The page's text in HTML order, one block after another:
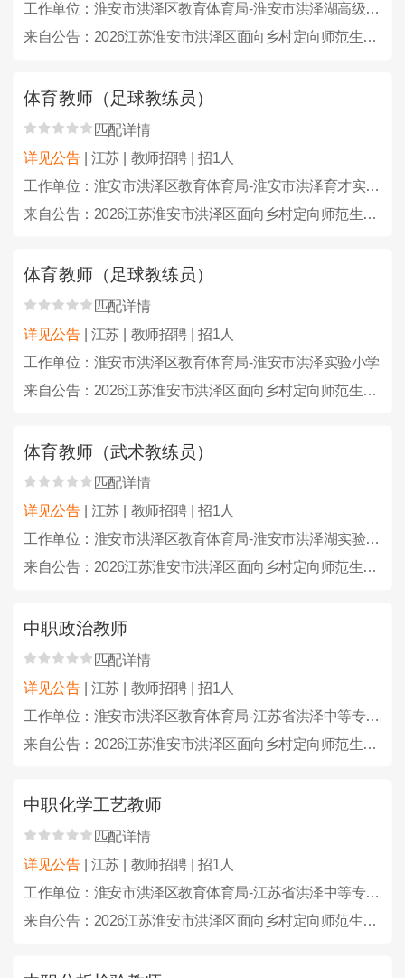
工作单位：淮安市洪泽区教育体育局-淮安市洪泽湖高级中学
来自公告：2026江苏淮安市洪泽区面向乡村定向师范生招聘及招聘教师、教练员46人公告
体育教师（足球教练员）
匹配详情
详见公告 | 江苏 | 教师招聘 | 招1人
工作单位：淮安市洪泽区教育体育局-淮安市洪泽育才实验学校（初中部）
来自公告：2026江苏淮安市洪泽区面向乡村定向师范生招聘及招聘教师、教练员46人公告
体育教师（足球教练员）
匹配详情
详见公告 | 江苏 | 教师招聘 | 招1人
工作单位：淮安市洪泽区教育体育局-淮安市洪泽实验小学
来自公告：2026江苏淮安市洪泽区面向乡村定向师范生招聘及招聘教师、教练员46人公告
体育教师（武术教练员）
匹配详情
详见公告 | 江苏 | 教师招聘 | 招1人
工作单位：淮安市洪泽区教育体育局-淮安市洪泽湖实验小学
来自公告：2026江苏淮安市洪泽区面向乡村定向师范生招聘及招聘教师、教练员46人公告
中职政治教师
匹配详情
详见公告 | 江苏 | 教师招聘 | 招1人
工作单位：淮安市洪泽区教育体育局-江苏省洪泽中等专业学校
来自公告：2026江苏淮安市洪泽区面向乡村定向师范生招聘及招聘教师、教练员46人公告
中职化学工艺教师
匹配详情
详见公告
| 江苏 | 教师招聘 | 招1人
工作单位：淮安市洪泽区教育体育局-江苏省洪泽中等专业学校
来自公告：2026江苏淮安市洪泽区面向乡村定向师范生招聘及招聘教师、教练员46人公告